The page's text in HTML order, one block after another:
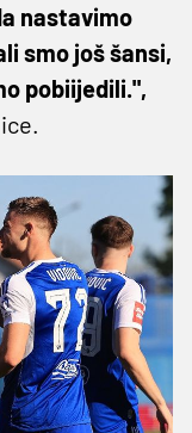
nastavimo
smo još šansi,
pobiijedili.",